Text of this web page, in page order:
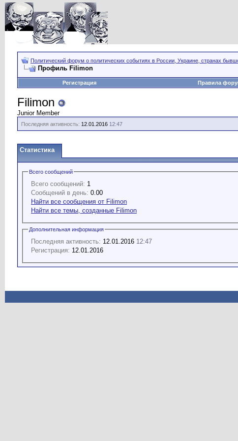
Политический форум о политических событиях в России, Украине, странах
Профиль Filimon
Регистрация Правила
Filimon
Junior Member
Последняя активность: 12.01.2016 12:47
Статистика
Всего сообщений
Всего сообщений: 1
Сообщений в день: 0.00
Найти все сообщения от Filimon
Найти все темы, созданные Filimon
Дополнительная информация
Последняя активность: 12.01.2016 12:47
Регистрация: 12.01.2016